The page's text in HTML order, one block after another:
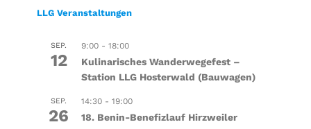
LLG Veranstaltungen
SEP.
12
9:00- 18:00
Kulinarisches Wanderwegefest –
Station LLG Hosterwald (Bauwagen)
SEP.
26
14:30- 19:00
18. Benin-Benefizlauf Hirzweiler